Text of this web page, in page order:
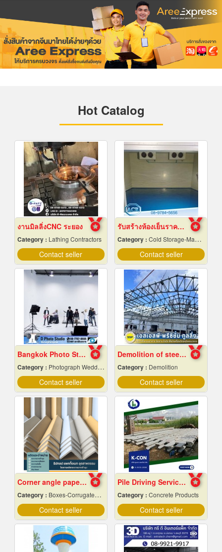
Hot Catalog
งานมิลลิ่งCNC ระยอง
Category : Lathing Contractors
Contact seller
รับสร้างห้องเย็นราคาถูก
Category : Cold Storage-Manufacturers & Installation Designer
Contact seller
Bangkok Photo Studio
Category : Photograph Wedding Studio
Contact seller
Demolition of steel structures, Samut Prakan
Category : Demolition
Contact seller
Corner angle paper manufacturer
Category : Boxes-Corrugated & Fibre
Contact seller
Pile Driving Services, Samut Prakan - Affordable Prices
Category : Concrete Products
Contact seller